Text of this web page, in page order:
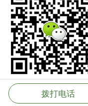
立即扫描，添加客服微信
拨打电话